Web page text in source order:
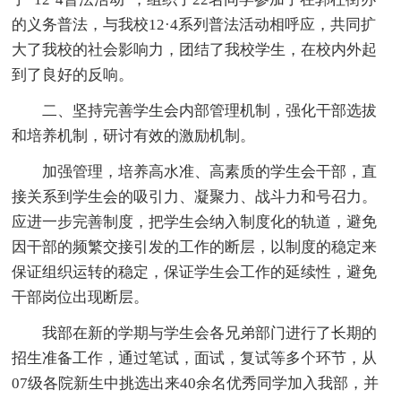
的义务普法，与我校12·4系列普法活动相呼应，共同扩
大了我校的社会影响力，团结了我校学生，在校内外起
到了良好的反响。
二、坚持完善学生会内部管理机制，强化干部选拔
和培养机制，研讨有效的激励机制。
加强管理，培养高水准、高素质的学生会干部，直
接关系到学生会的吸引力、凝聚力、战斗力和号召力。
应进一步完善制度，把学生会纳入制度化的轨道，避免
因干部的频繁交接引发的工作的断层，以制度的稳定来
保证组织运转的稳定，保证学生会工作的延续性，避免
干部岗位出现断层。
我部在新的学期与学生会各兄弟部门进行了长期的
招生准备工作，通过笔试，面试，复试等多个环节，从
07级各院新生中挑选出来40余名优秀同学加入我部，并